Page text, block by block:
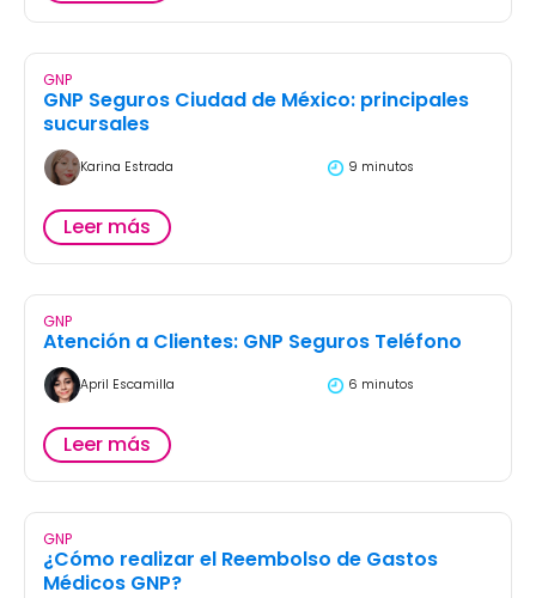
GNP
GNP Seguros Ciudad de México: principales
sucursales
Karina Estrada 9 minutos
Leer más
GNP
Atención a Clientes: GNP Seguros Teléfono
April Escamilla 6 minutos
Leer más
GNP
¿Cómo realizar el Reembolso de Gastos
Médicos GNP?